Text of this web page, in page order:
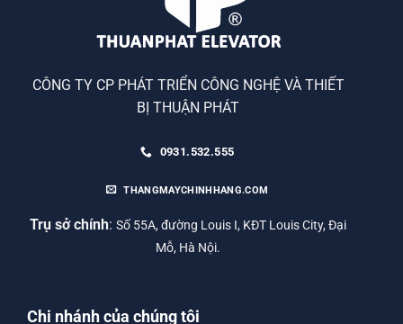
CÔNG TY CP PHÁT TRIỂN CÔNG NGHỆ VÀ THIẾT
BỊ THUẬN PHÁT
0931.532.555
THANGMAYCHINHHANG.COM
Trụ sở chính: Số 55A, đường Louis I, KĐT Louis City, Đại
Mỗ, Hà Nội.
Chi nhánh của chúng tôi